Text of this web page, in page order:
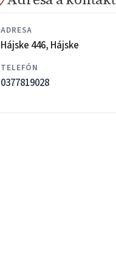
ADRESA
Hájske 446, Hájske
TELEFÓN
0377819028